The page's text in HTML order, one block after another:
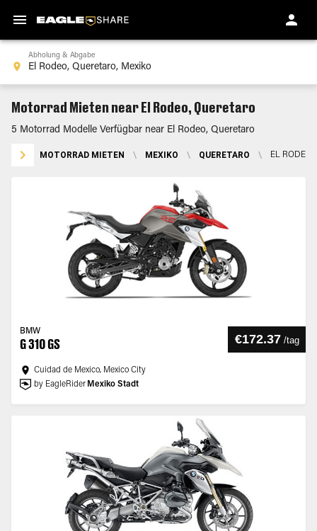
Abholung & Abgabe
Motorrad Mieten near El Rodeo, Queretaro
5 Motorrad Modelle Verfügbar near El Rodeo, Queretaro
MOTORRAD MIETEN \ MEXIKO \ QUERETARO \ EL RODEO,
BMW
G 310 GS €172.37 /tag
Cuidad de Mexico, Mexico City
by EagleRider Mexiko Stadt